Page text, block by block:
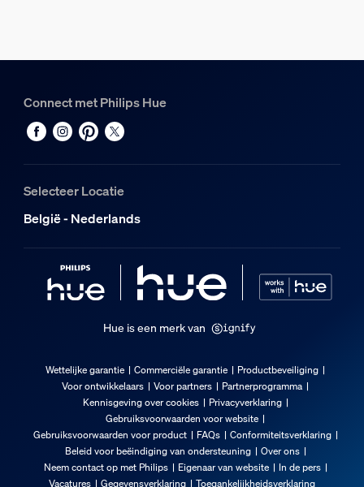
Type
Afmetingen en gewicht verpakking
EAN/UPC - product
0,83 kg
Brutogewicht
Hoogte
Breedte
Materiaalnummer (12NC)
915005987001
Connect met Philips Hue
Selecteer Locatie
België - Nederlands
Hue is een merk van
Wettelijke garantie Commerciële garantie
Productbeveiliging
Voor ontwikkelaars
Voor partners
Partnerprogramma
Kennisgeving over cookies
Privacyverklaring
Gebruiksvoorwaarden voor website
Gebruiksvoorwaarden voor product
FAQs
Conformiteitsverklaring
Beleid voor beëindiging van ondersteuning
Over ons
Neem contact op met Philips
Eigenaar van website
In de pers
Vacatures
Gegevensverklaring Toegankelijkheidsverklaring